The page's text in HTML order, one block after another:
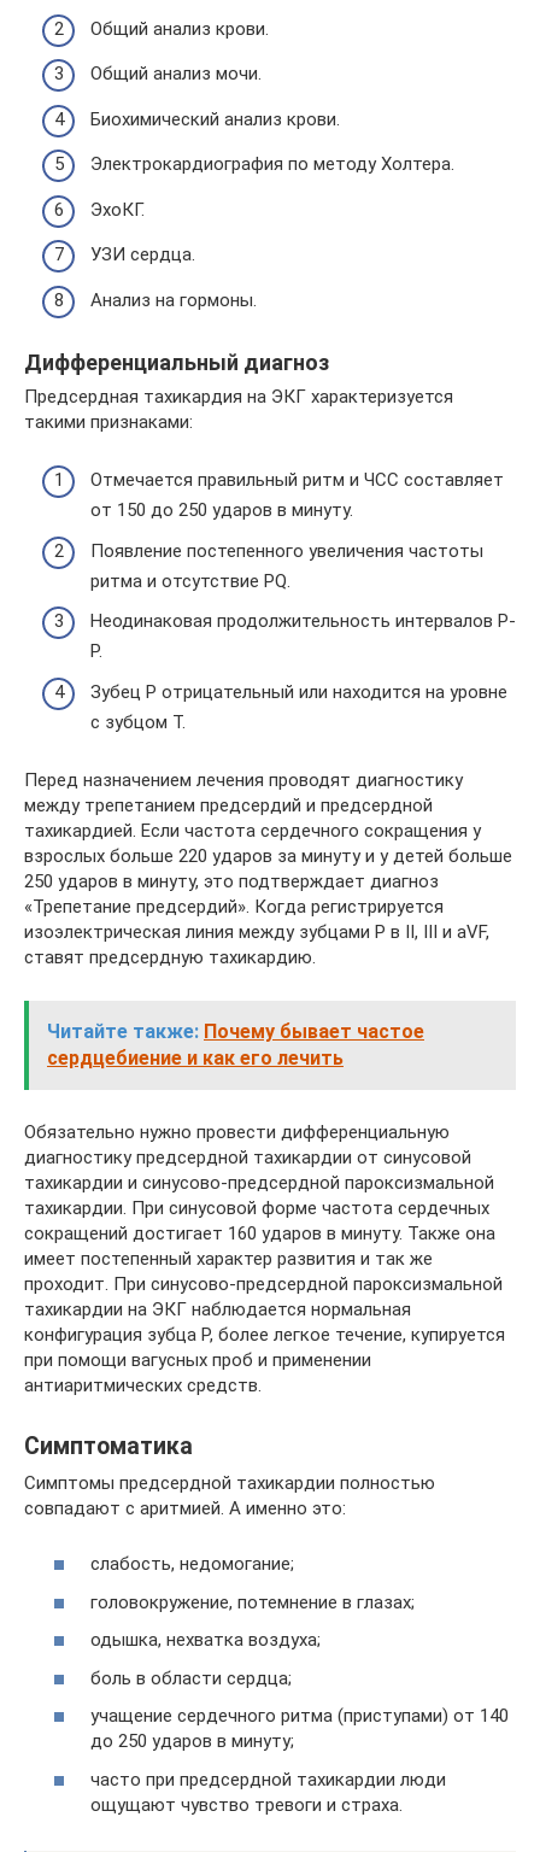
Общий анализ крови.
Общий анализ мочи.
Биохимический анализ крови.
Электрокардиография по методу Холтера.
ЭхоКГ.
УЗИ сердца.
Анализ на гормоны.
Дифференциальный диагноз
Предсердная тахикардия на ЭКГ характеризуется
такими признаками:
Отмечается правильный ритм и ЧСС составляет
от 150 до 250 ударов в минуту.
Появление постепенного увеличения частоты
ритма и отсутствие PQ.
Неодинаковая продолжительность интервалов P-
P.
Зубец P отрицательный или находится на уровне
с зубцом T.
Перед назначением лечения проводят диагностику
между трепетанием предсердий и предсердной
тахикардией. Если частота сердечного сокращения у
взрослых больше 220 ударов за минуту и у детей больше
250 ударов в минуту, это подтверждает диагноз
«Трепетание предсердий». Когда регистрируется
изоэлектрическая линия между зубцами P в II, III и aVF,
ставят предсердную тахикардию.
Читайте также: Почему бывает частое
сердцебиение и как его лечить
Обязательно нужно провести дифференциальную
диагностику предсердной тахикардии от синусовой
тахикардии и синусово-предсердной пароксизмальной
тахикардии. При синусовой форме частота сердечных
сокращений достигает 160 ударов в минуту. Также она
имеет постепенный характер развития и так же
проходит. При синусово-предсердной пароксизмальной
тахикардии на ЭКГ наблюдается нормальная
конфигурация зубца P, более легкое течение, купируется
при помощи вагусных проб и применении
антиаритмических средств.
Симптоматика
Симптомы предсердной тахикардии полностью
совпадают с аритмией. А именно это:
слабость, недомогание;
головокружение, потемнение в глазах;
одышка, нехватка воздуха;
боль в области сердца;
учащение сердечного ритма (приступами) от 140
до 250 ударов в минуту;
часто при предсердной тахикардии люди
ощущают чувство тревоги и страха.